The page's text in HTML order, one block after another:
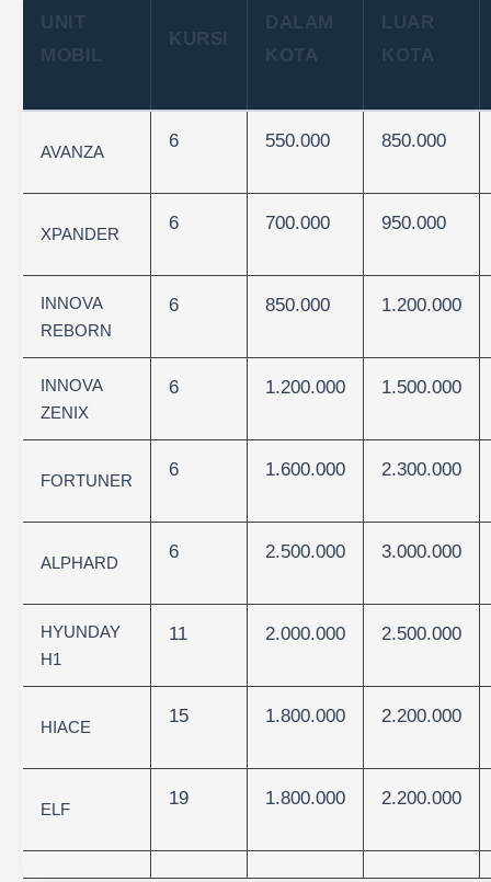
UNIT
MOBIL
KURSI
DALAM
KOTA
LUAR
KOTA
AVANZA
6 550.000 850.000
XPANDER
6 700.000 950.000
INNOVA
REBORN
6 850.000 1.200.000
INNOVA
ZENIX
6 1.200.000 1.500.000
FORTUNER
6 1.600.000 2.300.000
ALPHARD
6 2.500.000 3.000.000
HYUNDAY
H1
11 2.000.000 2.500.000
HIACE
15 1.800.000 2.200.000
ELF
19 1.800.000 2.200.000